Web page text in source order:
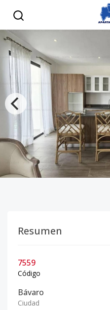
Resumen
7559
Código
Bávaro
Ciudad